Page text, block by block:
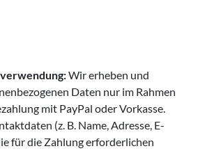
Wir erheben und
Daten nur im Rahmen
mit PayPal oder Vorkasse.
(z. B. Name, Adresse, E-
für die Zahlung erforderlichen